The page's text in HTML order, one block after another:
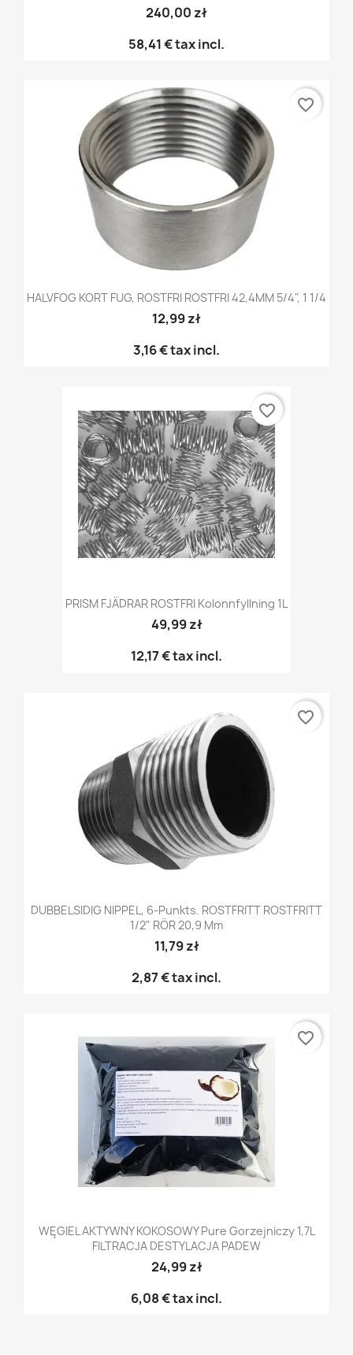
240,00 zł
58,41 €tax incl.
HALVFOG KORT FUG, ROSTFRI ROSTFRI 42,4MM 5/4", 1 1/4
12,99 zł
3,16 €tax incl.
favorite_border
PRISM FJÄDRAR ROSTFRI Kolonnfyllning 1L
49,99 zł
12,17 €tax incl.
favorite_border
DUBBELSIDIG NIPPEL, 6-Punkts. ROSTFRITT ROSTFRITT
1/2" RÖR 20,9 Mm
11,79 zł
2,87 €tax incl.
favorite_border
WĘGIEL AKTYWNY KOKOSOWY Pure Gorzejniczy 1,7L
FILTRACJA DESTYLACJA PADEW
24,99 zł
6,08 €tax incl.
favorite_border